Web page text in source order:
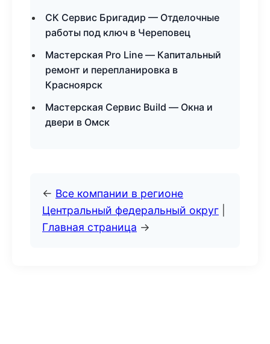
СК Сервис Бригадир — Отделочные
работы под ключ в Череповец
Мастерская Pro Line — Капитальный
ремонт и перепланировка в
Красноярск
Мастерская Сервис Build — Окна и
двери в Омск
← Все компании в регионе
Центральный федеральный округ
Главная страница →